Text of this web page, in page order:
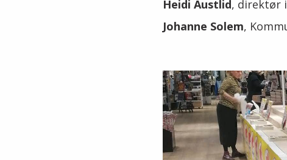
Heidi Austlid, direktør
Johanne Solem,